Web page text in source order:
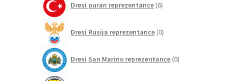
Dresi puran reprezentance 6izdelkov
Dresi Rusija reprezentance 0izdelkov
Dresi San Marino reprezentance 0izdelkov